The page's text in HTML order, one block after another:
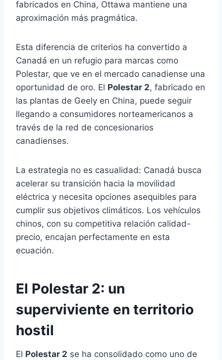
fabricados en China, Ottawa mantiene una
aproximación más pragmática.
Esta diferencia de criterios ha convertido a
Canadá en un refugio para marcas como
Polestar, que ve en el mercado canadiense una
oportunidad de oro. El Polestar 2, fabricado en
las plantas de Geely en China, puede seguir
llegando a consumidores norteamericanos a
través de la red de concesionarios
canadienses.
La estrategia no es casualidad: Canadá busca
acelerar su transición hacia la movilidad
eléctrica y necesita opciones asequibles para
cumplir sus objetivos climáticos. Los vehículos
chinos, con su competitiva relación calidad-
precio, encajan perfectamente en esta
ecuación.
El Polestar 2: un
superviviente en territorio
hostil
El Polestar 2 se ha consolidado como uno de